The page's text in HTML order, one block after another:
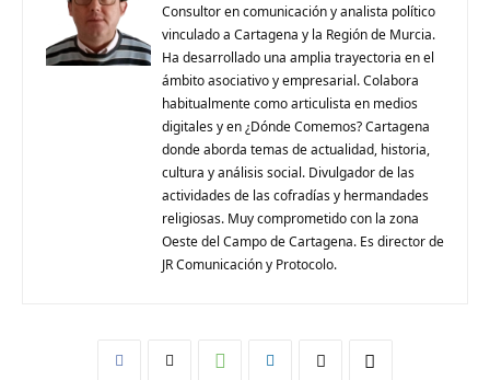
Consultor en comunicación y analista político
vinculado a Cartagena y la Región de Murcia.
Ha desarrollado una amplia trayectoria en el
ámbito asociativo y empresarial. Colabora
habitualmente como articulista en medios
digitales y en ¿Dónde Comemos? Cartagena
donde aborda temas de actualidad, historia,
cultura y análisis social. Divulgador de las
actividades de las cofradías y hermandades
religiosas. Muy comprometido con la zona
Oeste del Campo de Cartagena. Es director de
JR Comunicación y Protocolo.